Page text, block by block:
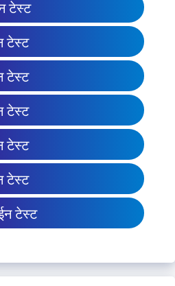
टेस्ट
टेस्ट
टेस्ट
टेस्ट
टेस्ट
टेस्ट
टेस्ट